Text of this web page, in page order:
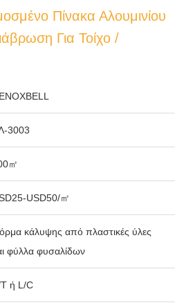
Πίνακα Αλουμινίου
Για Τοίχο /
3003
㎡
USD50/㎡
κάλυψης από πλαστικές ύλες
φύλλα φυσαλίδων
ή L/C